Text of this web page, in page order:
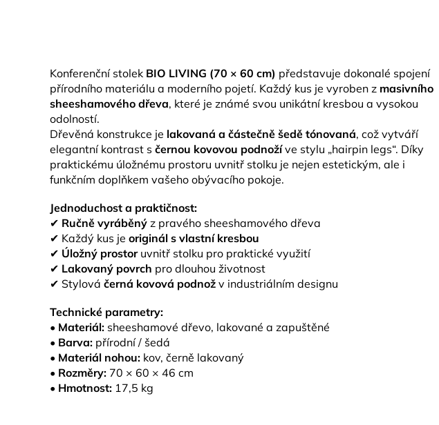
Konferenční stolek BIO LIVING (70 × 60 cm) představuje dokonalé spojení
přírodního materiálu a moderního pojetí. Každý kus je vyroben z masivního
sheeshamového dřeva, které je známé svou unikátní kresbou a vysokou
odolností.
Dřevěná konstrukce je lakovaná a částečně šedě tónovaná, což vytváří
elegantní kontrast s černou kovovou podnožíve stylu „hairpin legs“. Díky
praktickému úložnému prostoru uvnitř stolku je nejen estetickým, ale i
funkčním doplňkem vašeho obývacího pokoje.
Jednoduchost a praktičnost:
✔ Ručně vyráběný z pravého sheeshamového dřeva
✔ Každý kus je originál s vlastní kresbou
✔ Úložný prostoruvnitř stolku pro praktické využití
✔ Lakovaný povrch pro dlouhou životnost
✔ Stylová černá kovová podnož v industriálním designu
Technické parametry:
• Materiál: sheeshamové dřevo, lakované a zapuštěné
• Barva: přírodní / šedá
• Materiál nohou: kov, černě lakovaný
• Rozměry: 70 × 60 × 46 cm
• Hmotnost: 17,5 kg